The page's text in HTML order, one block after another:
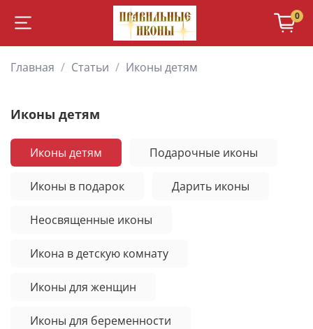
0
Главная Статьи Иконы детям
Иконы детям
Иконы детям Подарочные иконы
Иконы в подарок Дарить иконы
Неосвященные иконы
Икона в детскую комнату
Иконы для женщин
Иконы для беременности